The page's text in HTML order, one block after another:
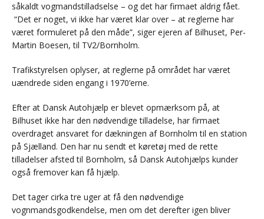
såkaldt vogmandstilladselse – og det har firmaet aldrig fået.
“Det er noget, vi ikke har været klar over – at reglerne har
været formuleret på den måde”, siger ejeren af Bilhuset, Per-
Martin Boesen, til TV2/Bornholm.
Trafikstyrelsen oplyser, at reglerne på området har været
uændrede siden engang i 1970’erne.
Efter at Dansk Autohjælp er blevet opmærksom på, at
Bilhuset ikke har den nødvendige tilladelse, har firmaet
overdraget ansvaret for dækningen af Bornholm til en station
på Sjælland. Den har nu sendt et køretøj med de rette
tilladelser afsted til Bornholm, så Dansk Autohjælps kunder
også fremover kan få hjælp.
Det tager cirka tre uger at få den nødvendige
vognmandsgodkendelse, men om det derefter igen bliver